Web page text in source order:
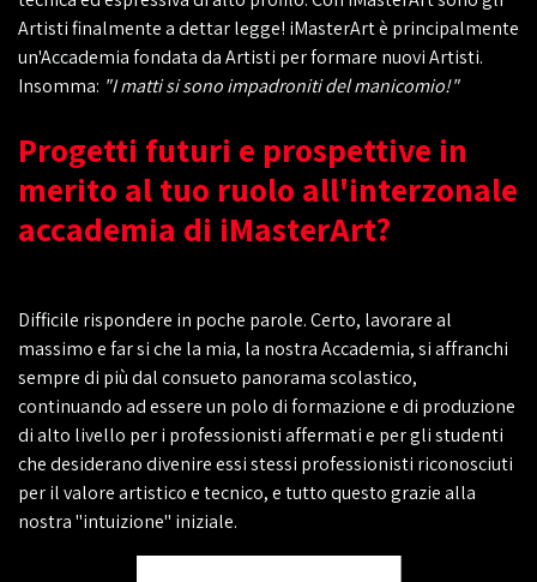
Artisti finalmente a dettar legge! iMasterArt è principalmente
un'Accademia fondata da Artisti per formare nuovi Artisti.
Insomma: "I matti si sono impadroniti del manicomio!"
Progetti futuri e prospettive in
merito al tuo ruolo all'interzonale
accademia di iMasterArt?
Difficile rispondere in poche parole. Certo, lavorare al
massimo e far si che la mia, la nostra Accademia, si affranchi
sempre di più dal consueto panorama scolastico,
continuando ad essere un polo di formazione e di produzione
di alto livello per i professionisti affermati e per gli studenti
che desiderano divenire essi stessi professionisti riconosciuti
per il valore artistico e tecnico, e tutto questo grazie alla
nostra "intuizione" iniziale.